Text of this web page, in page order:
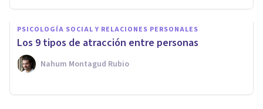
PSICOLOGÍA SOCIAL Y RELACIONES PERSONALES
Los 9 tipos de atracción entre personas
Nahum Montagud Rubio